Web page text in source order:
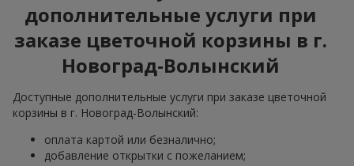
дополнительные услуги при
заказе цветочной корзины в г.
Новоград-Волынский
Доступные дополнительные услуги при заказе цветочной
корзины в г. Новоград-Волынский:
оплата картой или безналично;
добавление открытки с пожеланием;